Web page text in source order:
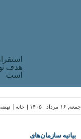
هدف
است
خانه جمعه, ۱۶ مرداد , ۱۴۰۵ |
بیانیه سازمان‌های